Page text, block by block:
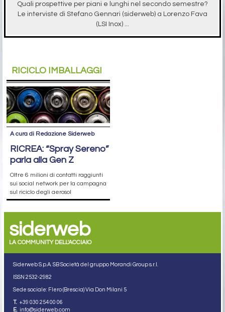
Quali prospettive per piani e lunghi nel secondo semestre?
Le interviste di Stefano Gennari (siderweb) a Lorenzo Fava
(LSI Inox) ...
RICICLO IMBALLAGGI
A cura di Redazione Siderweb
RICREA: “Spray Sereno”
parla alla Gen Z
Oltre 6 milioni di contatti raggiunti
sui social network per la campagna
sul riciclo degli aerosol
siderweb
LA COMMUNITY DELL'ACCIAIO
Siderweb S.p.A. SB Società del gruppo Morandi Group s.r.l.
ISSN 2532-2982
Sede sociale: Flero (Brescia) Via Don Milani 5
T. +39 030 254 00 06
E. info@siderweb.com